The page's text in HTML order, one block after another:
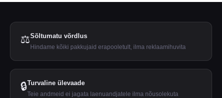
⚖️Sõltumatu võrdlus
Hindame kõiki pakkujaid erapooletult, ilma reklaamihuvita
🔒Turvaline ülevaade
Teie andmeid ei jagata laenuandjatele ilma nõusolekuta